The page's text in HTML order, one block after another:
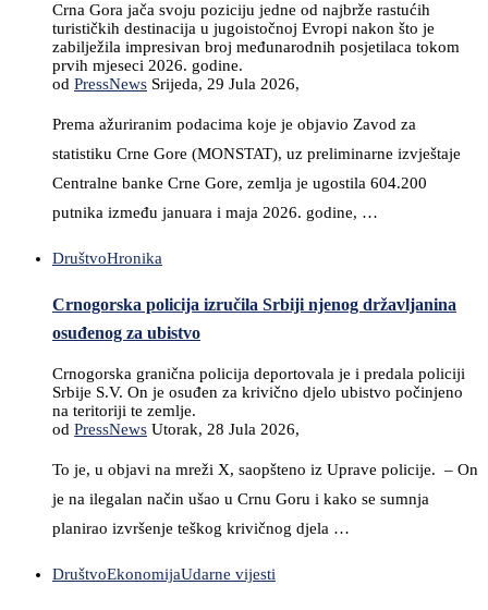
Crna Gora jača svoju poziciju jedne od najbrže rastućih
turističkih destinacija u jugoistočnoj Evropi nakon što je
zabilježila impresivan broj međunarodnih posjetilaca tokom
prvih mjeseci 2026. godine.
od PressNews Srijeda, 29 Jula 2026,
Prema ažuriranim podacima koje je objavio Zavod za
statistiku Crne Gore (MONSTAT), uz preliminarne izvještaje
Centralne banke Crne Gore, zemlja je ugostila 604.200
putnika između januara i maja 2026. godine, …
DruštvoHronika
Crnogorska policija izručila Srbiji njenog državljanina
osuđenog za ubistvo
Crnogorska granična policija deportovala je i predala policiji
Srbije S.V. On je osuđen za krivično djelo ubistvo počinjeno
na teritoriji te zemlje.
od PressNews Utorak, 28 Jula 2026,
To je, u objavi na mreži X, saopšteno iz Uprave policije. – On
je na ilegalan način ušao u Crnu Goru i kako se sumnja
planirao izvršenje teškog krivičnog djela …
DruštvoEkonomijaUdarne vijesti